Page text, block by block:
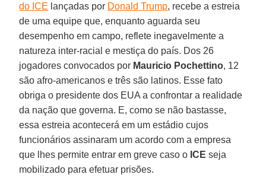
do ICE lançadas por Donald Trump, recebe a estreia
de uma equipe que, enquanto aguarda seu
desempenho em campo, reflete inegavelmente a
natureza inter-racial e mestiça do país. Dos 26
jogadores convocados por Mauricio Pochettino, 12
são afro-americanos e três são latinos. Esse fato
obriga o presidente dos EUA a confrontar a realidade
da nação que governa. E, como se não bastasse,
essa estreia acontecerá em um estádio cujos
funcionários assinaram um acordo com a empresa
que lhes permite entrar em greve caso o ICE seja
mobilizado para efetuar prisões.